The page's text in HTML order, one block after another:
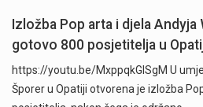
Izložba Pop arta i djela Andyja
gotovo 800 posjetitelja u
https://youtu.be/MxppqkGISgM U
Šporer u Opatiji otvorena je izložba